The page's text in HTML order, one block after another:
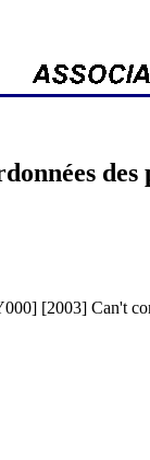
[2003] Can't